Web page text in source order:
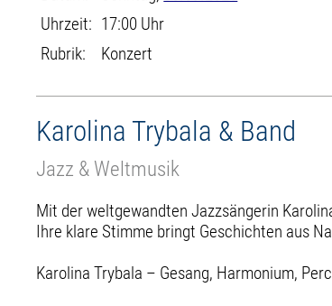
Uhrzeit: 17:00 Uhr
Rubrik:
Konzert
Karolina Trybala & Band
Jazz & Weltmusik
Mit der weltgewandten Jazzsängerin
Ihre klare Stimme bringt Geschichten aus
Karolina Trybala – Gesang, Harmonium,